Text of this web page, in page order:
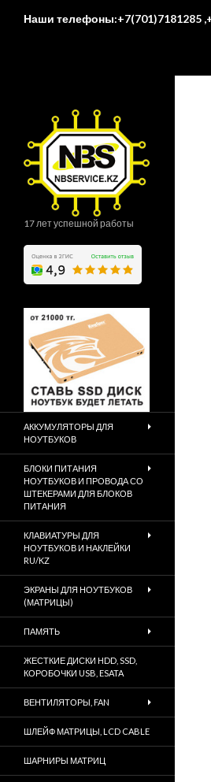
Наши телефоны:+7(701)7181285
17 лет успешной работы
АККУМУЛЯТОРЫ ДЛЯ
НОУТБУКОВ
БЛОКИ ПИТАНИЯ
НОУТБУКОВ И ПРОВОДА СО
ШТЕКЕРАМИ ДЛЯ БЛОКОВ
ПИТАНИЯ
КЛАВИАТУРЫ ДЛЯ
НОУТБУКОВ И НАКЛЕЙКИ
RU/KZ
ЭКРАНЫ ДЛЯ НОУТБУКОВ
(МАТРИЦЫ)
ПАМЯТЬ
ЖЕСТКИЕ ДИСКИ HDD, SSD,
КОРОБОЧКИ USB, ESATA
ВЕНТИЛЯТОРЫ, FAN
ШЛЕЙФ МАТРИЦЫ, LCD CABLE
ШАРНИРЫ МАТРИЦ